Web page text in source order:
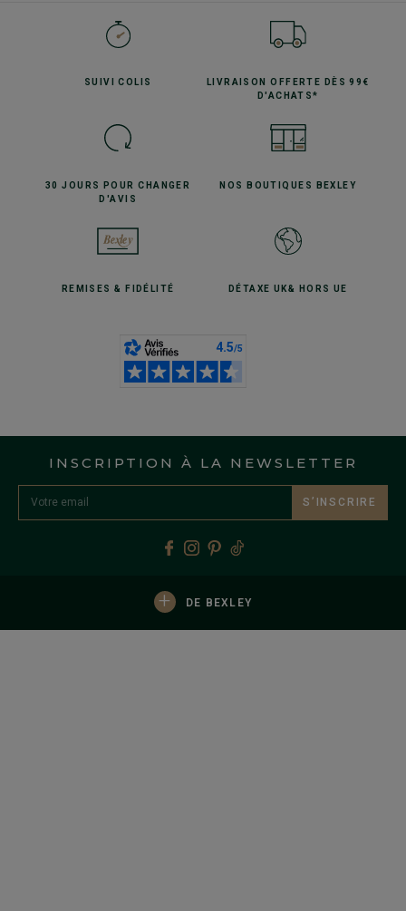
SUIVICOLIS LIVRAISON OFFERTE
DÈS 99€
D'ACHATS*
30 JOURS POURCHANGER
D'AVIS
NOS BOUTIQUES BEXLEY
REMISES& FIDÉLITÉ DÉTAXE UK& HORS UE
INSCRIPTION À LA NEWSLETTER
S’INSCRIRE
+ DE BEXLEY